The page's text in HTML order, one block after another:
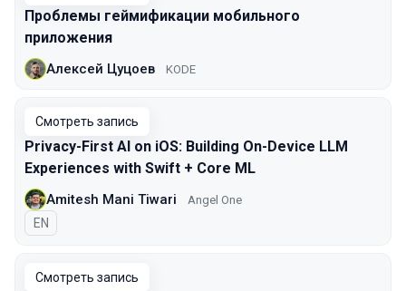
Проблемы геймификации мобильного
приложения
Алексей Цуцоев KODE
Смотреть запись
Privacy-First AI on iOS: Building On-Device LLM
Experiences with Swift + Core ML
Amitesh Mani Tiwari Angel One
На английском языке
EN
Смотреть запись